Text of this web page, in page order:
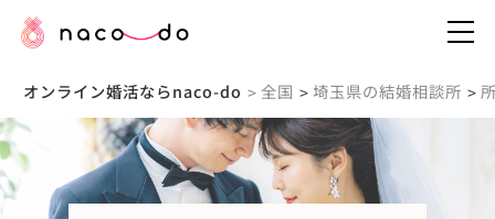
オンライン婚活ならnaco-do > 全国 > 埼玉県の結婚相談所 >